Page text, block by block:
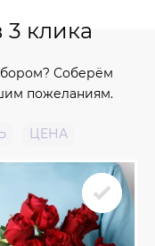
3 клика
Соберём
пожеланиям.
ЦЕНА